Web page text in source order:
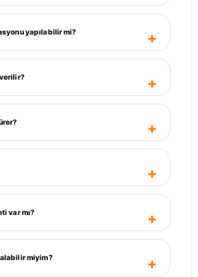
yapılabilir mi?
var mı?
miyim?